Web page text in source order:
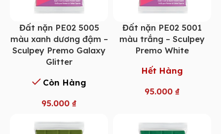
Đất nặn PE02 5005
màu xanh dương đậm –
Sculpey Premo Galaxy
Glitter
Còn Hàng
95.000 ₫
Đất nặn PE02 5001
màu trắng – Sculpey
Premo White
Hết Hàng
95.000 ₫